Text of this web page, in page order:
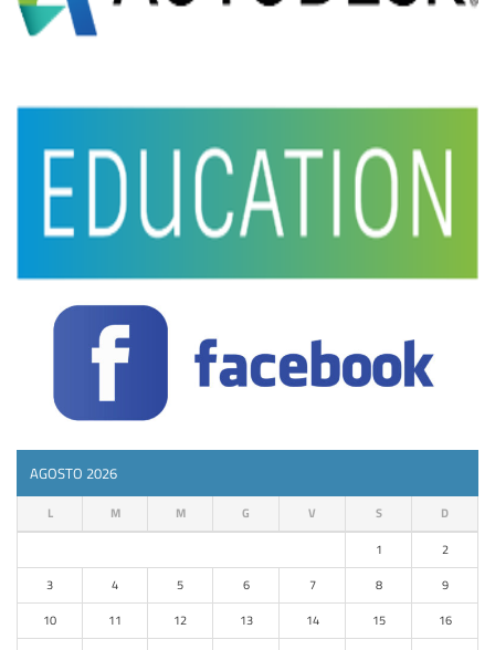
AGOSTO 2026
L M M G V S D
1
2
3
4 5 6 7 8
9
10
11 12 13 14 15
16